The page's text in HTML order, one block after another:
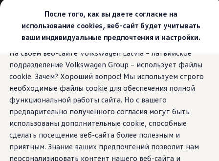
После того, как вы даете согласие на
использование cookies, веб-сайт будет учитывать
ваши индивидуальные предпочтения и настройки.
На своем веб-сайте Volkswagen Latvia – латвийское
подразделение Volkswagen Group – использует файлы
cookie. Зачем? Хороший вопрос! Мы используем строго
необходимые файлы cookie для обеспечения полной
функциональной работы сайта. Но с вашего
предварительно полученного согласия могут быть
использованы дополнительные cookie, способные
сделать посещение веб-сайта более полезным и
приятным. Знание ваших предпочтений позволит нам
персонализировать контент нашего веб-сайта и
основному
содержанию
нижнему
колонтитулу
Выбери свой Volkswagen
Модельный ряд
Новый ID.Cross
Открой для себя семейство внедорожников
Предложения и услуги
Юбилейное предложение
Автомобильный онлайн-магазин Volkswagen
Обмен автомобилей
Лизинг Volkswagen
Гарантия
Бесплатная регистрация для вашего нового
Взаимодействие в сети простыми словами
VW Connect
Активация
Все службы
VW Connect для Вашего ID.